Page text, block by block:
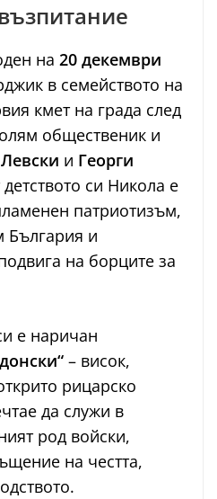
на 20 декември
в семейството на
кмет на града след
общественик и
и Георги
си Никола е
патриотизъм,
България и
на борците за
е наричан
– висок,
рицарско
да служи в
род войски,
на честта,